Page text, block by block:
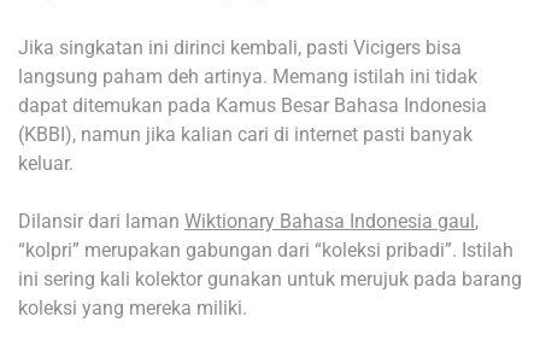
Jika singkatan ini dirinci kembali, pasti Vicigers bisa
langsung paham deh artinya. Memang istilah ini tidak
dapat ditemukan pada Kamus Besar Bahasa Indonesia
(KBBI), namun jika kalian cari di internet pasti banyak
keluar.
Dilansir dari laman Wiktionary Bahasa Indonesia gaul,
“kolpri” merupakan gabungan dari “koleksi pribadi”. Istilah
ini sering kali kolektor gunakan untuk merujuk pada barang
koleksi yang mereka miliki.